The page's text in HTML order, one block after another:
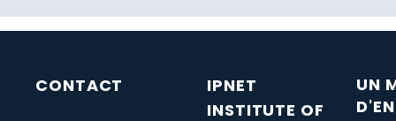
CONTACT
IPNET
INSTITUTE OF
UN